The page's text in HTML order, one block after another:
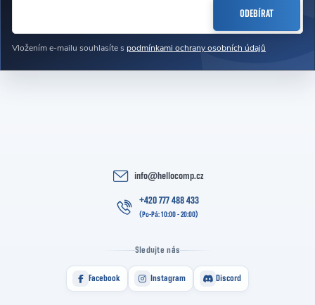
Vložením e-mailu souhlasíte s podmínkami ochrany osobních údajů
ODEBÍRAT
info@hellocomp.cz
+420 777 488 433
Sledujte nás
Facebook Instagram Discord